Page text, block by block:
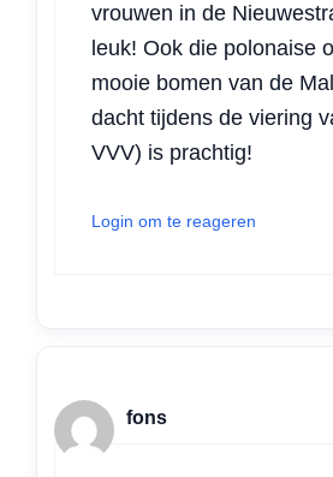
vrouwen in de
leuk! Ook die polonaise
mooie bomen van de
dacht tijdens de viering
VVV) is prachtig!
Login om te reageren
fons